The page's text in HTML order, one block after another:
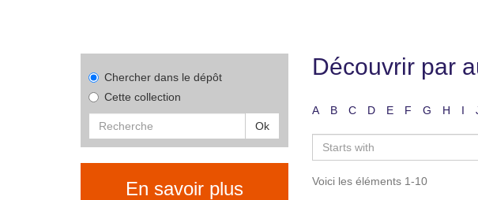
Chercher dans le dépôt
Cette collection
Ok
En savoir plus
Découvrir par
A B C D E F G H I
Voici les éléments 1-10